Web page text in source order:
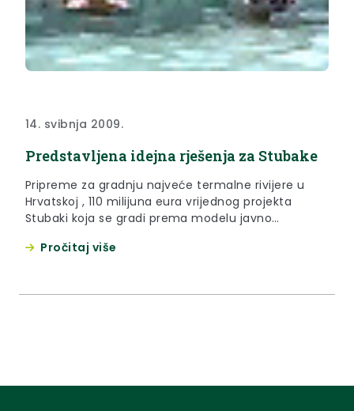
14. svibnja 2009.
Predstavljena idejna rješenja za Stubake
Pripreme za gradnju najveće termalne rivijere u
Hrvatskoj , 110 milijuna eura vrijednog projekta
Stubaki koja se gradi prema modelu javno
Stubičkim toplicama predstavljena su prva idejna
Pročitaj više